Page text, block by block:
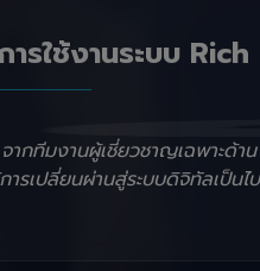
รใช้งานระบบ Rich
กทีมงานผู้เชี่ยวชาญเฉพาะด้า
รเปลี่ยนผ่านสู่ระบบดิจิทัลเป็นไ